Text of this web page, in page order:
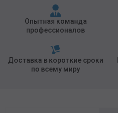
Опытная команда
профессионалов
Доставка в короткие сроки
по всему миру